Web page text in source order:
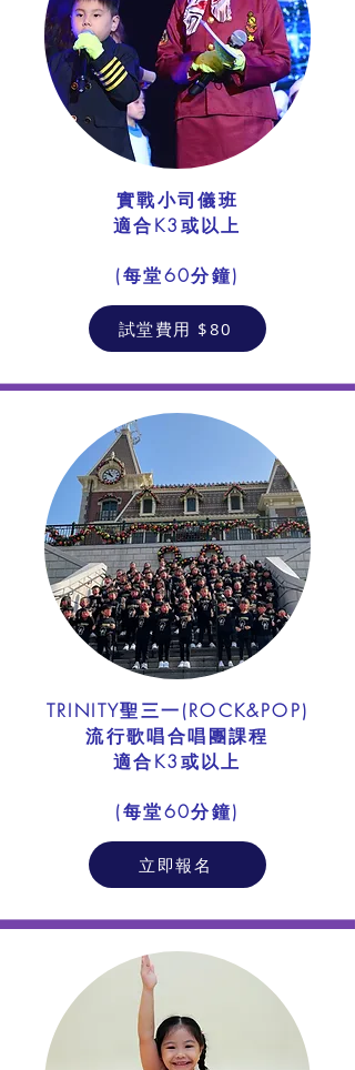
實戰小司儀班
適合K3或以上
​(每堂60分鐘)
試堂費用 $80
TRINITY聖三一(ROCK&POP)
流行歌唱合唱團課程
適合K3或以上
​(每堂60分鐘)
立即報名